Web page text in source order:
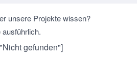
unsere Projekte wissen?
gefunden"]